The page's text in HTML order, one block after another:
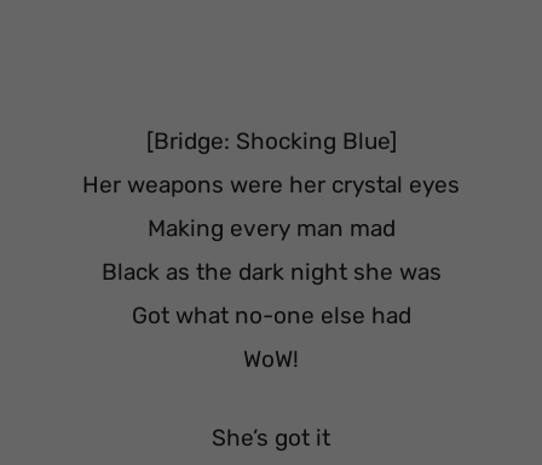
[Bridge: Shocking Blue]
Her weapons were her crystal eyes
Making every man mad
Black as the dark night she was
Got what no-one else had
WoW!
She’s got it